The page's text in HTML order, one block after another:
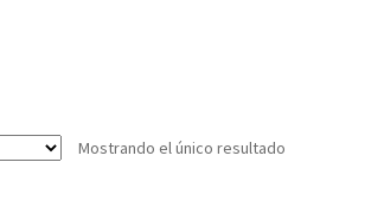
Mostrando el único resultado